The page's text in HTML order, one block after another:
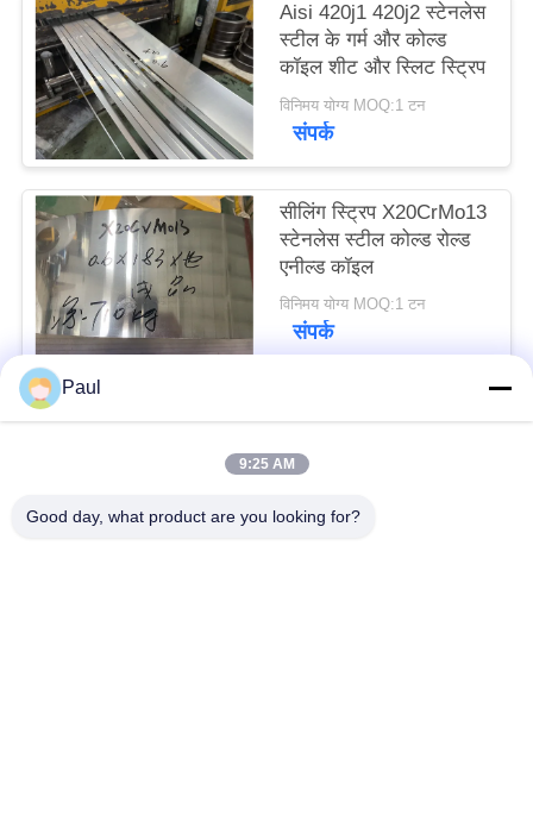
Aisi 420j1 420j2 स्टेनलेस
स्टील के गर्म और कोल्ड
कॉइल शीट और स्लिट स्ट्रिप
विनिमय योग्य MOQ:1 टन
संपर्क
सीलिंग स्ट्रिप X20CrMo13
स्टेनलेस स्टील कोल्ड रोल्ड
एनील्ड कॉइल
विनिमय योग्य MOQ:1 टन
संपर्क
लोकप्रिय श्रेणियां
मार्टेंसिटिक स्टेनलेस स्टील
वर्षा स्टेनलेस स्टील
Paul
9:25 AM
Good day, what product are you looking for?